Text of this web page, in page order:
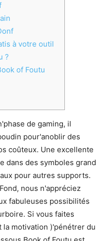
à votre outil
?
of Foutu
de gaming, il
pour'anoblir des
coûteux. Une excellente
dans des symboles grand
pour autres supports.
nous n'appréciez
fabuleuses possibilités
Si vous faites
motivation )'pénétrer du